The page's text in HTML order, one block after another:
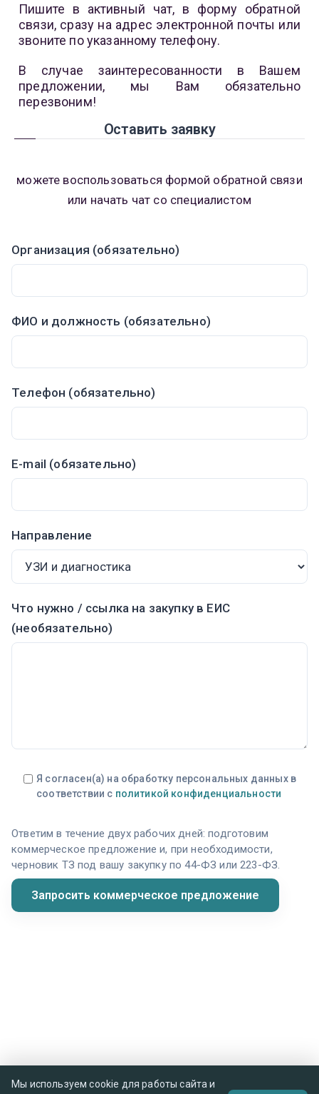
Пишите в активный чат, в форму обратной
связи, сразу на адрес электронной почты или
звоните по указанному телефону.
В случае заинтересованности в Вашем
предложении, мы Вам обязательно
перезвоним!
Оставить заявку
можете воспользоваться формой обратной связи
или начать чат со специалистом
Организация (обязательно)
ФИО и должность (обязательно)
Телефон (обязательно)
E-mail (обязательно)
Направление
Что нужно / ссылка на закупку в ЕИС
(необязательно)
Я согласен(а) на обработку персональных данных в
соответствии с политикой конфиденциальности
Ответим в течение двух рабочих дней: подготовим
коммерческое предложение и, при необходимости,
черновик ТЗ под вашу закупку по 44-ФЗ или 223-ФЗ.
Мы используем cookie для работы сайта и